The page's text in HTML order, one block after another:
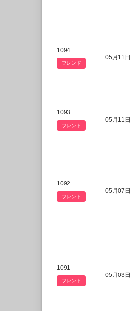
1094
フレンド
05月11日
1093
フレンド
05月11日
1092
フレンド
05月07日
1091
フレンド
05月03日